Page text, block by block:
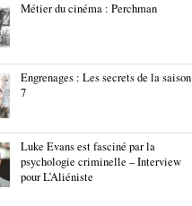
Métier du cinéma : Perchman
Engrenages : Les secrets de la saison
7
Luke Evans est fasciné par la
psychologie criminelle – Interview
pour L’Aliéniste